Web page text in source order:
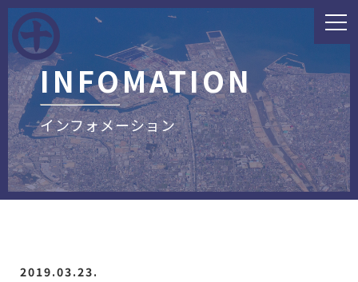
INFOMATION
インフォメーション
2019.03.23.